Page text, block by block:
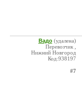
Вадо (удалена)
Перевозчик ,
Нижний Новгород
Код:938197
#7